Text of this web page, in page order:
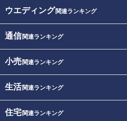
ウエディング関連ランキング
通信関連ランキング
小売関連ランキング
生活関連ランキング
住宅関連ランキング